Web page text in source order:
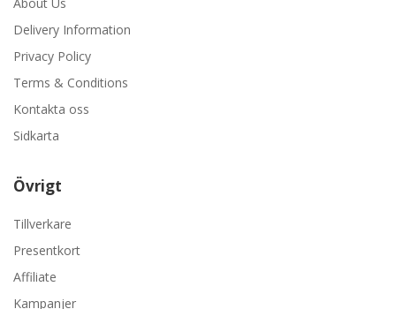
Delivery Information
Privacy Policy
Terms & Conditions
Kontakta oss
Sidkarta
Övrigt
Tillverkare
Presentkort
Affiliate
Kampanjer